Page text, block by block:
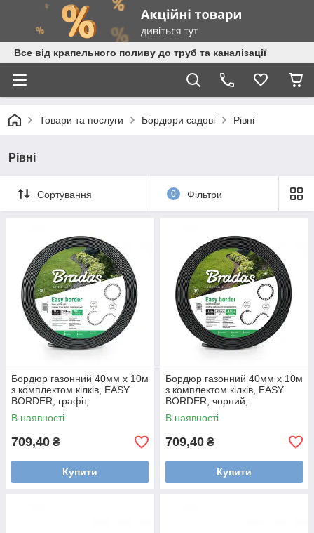
Все від крапельного поливу до труб та каналізації
Товари та послуги Бордюри садові Рівні
Рівні
Сортування 0 Фільтри
Бордюр газонний 40мм х 10м
з комплектом кілків, EASY
BORDER, графіт,
OBEGY4010SET
В наявності
709,40 ₴
Купити
Бордюр газонний 40мм х 10м
з комплектом кілків, EASY
BORDER, чорний,
OBEB4010SET
В наявності
709,40 ₴
Купити